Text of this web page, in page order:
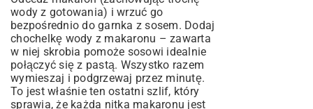
wody z gotowania) i wrzuć go
bezpośrednio do garnka z sosem. Dodaj
chochelkę wody z makaronu – zawarta
w niej skrobia pomoże sosowi idealnie
połączyć się z pastą. Wszystko razem
wymieszaj i podgrzewaj przez minutę.
To jest właśnie ten ostatni szlif, który
sprawia, że każda nitka makaronu jest